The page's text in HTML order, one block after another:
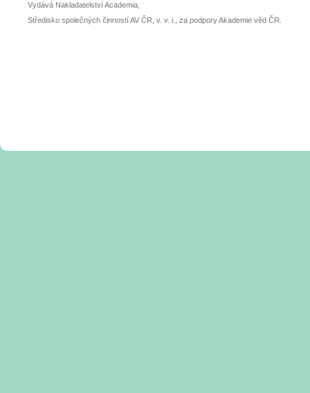
Vydává Nakladatelství Academia,
Středisko společných činností AV ČR, v. v. i., za podpory Akademie věd ČR.